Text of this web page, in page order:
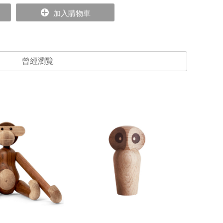
加入購物車
曾經瀏覽